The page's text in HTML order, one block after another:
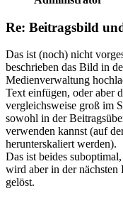
Re: Beitragsbild
Das ist (noch) nicht
beschrieben das Bild in
Medienverwaltung
Text einfügen, oder aber
vergleichsweise groß im
sowohl in der
verwenden kannst (auf
herunterskaliert werden).
Das ist beides
wird aber in der
gelöst.